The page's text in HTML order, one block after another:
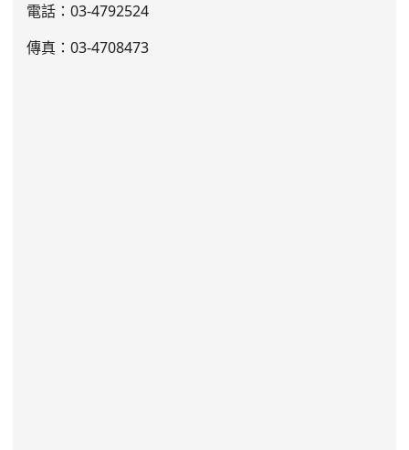
電話：03-4792524
傳真：03-4708473